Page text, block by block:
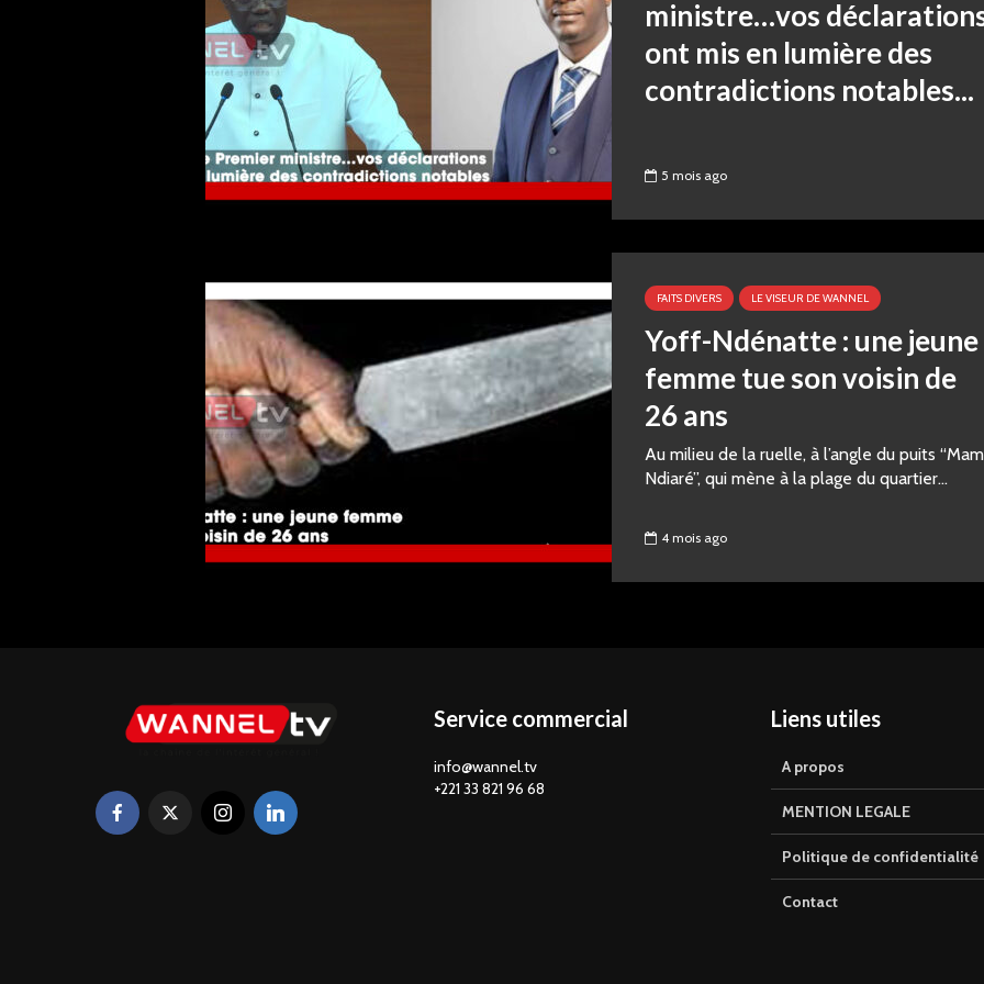
ministre…vos
ont mis en lumière des
contradictions notables...
5 mois ago
FAITS DIVERS LE VISEUR DE WANNEL
Yoff-Ndénatte : une jeune
femme tue son voisin de
26 ans
Au milieu de la ruelle, à l’angle du puits
Ndiaré”, qui mène à la plage du quartier...
4 mois ago
Service commercial
info@wannel.tv
+221 33 821 96 68
Liens utiles
A propos
MENTION LEGALE
Politique de confidentialité
Contact